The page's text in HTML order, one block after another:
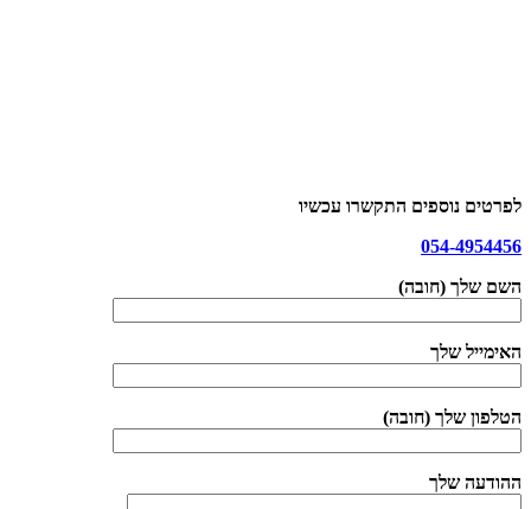
לפרטים נוספים התקשרו עכשיו
054-4954456
השם שלך (חובה)
האימייל שלך
הטלפון שלך (חובה)
ההודעה שלך